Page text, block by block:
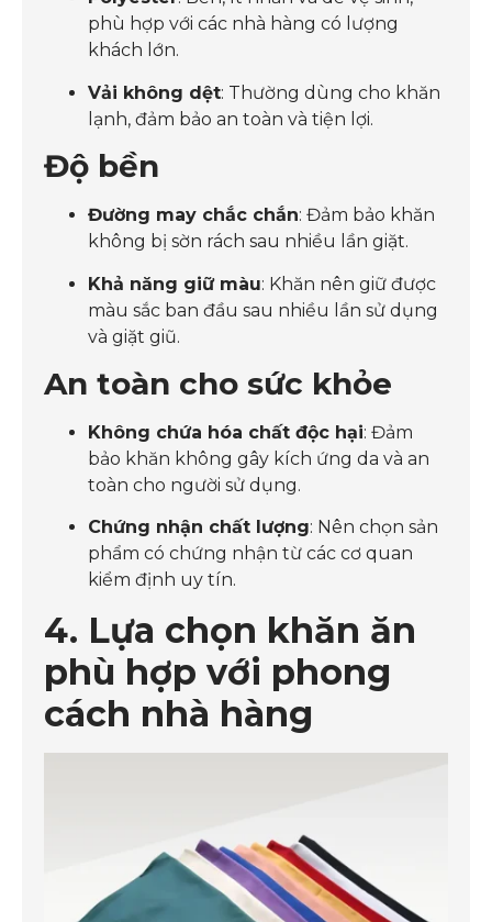
phù hợp với các nhà hàng có lượng
khách lớn.
Vải không dệt: Thường dùng cho khăn
lạnh, đảm bảo an toàn và tiện lợi.
Độ bền
Đường may chắc chắn: Đảm bảo khăn
không bị sờn rách sau nhiều lần giặt.
Khả năng giữ màu: Khăn nên giữ được
màu sắc ban đầu sau nhiều lần sử dụng
và giặt giũ.
An toàn cho sức khỏe
Không chứa hóa chất độc hại: Đảm
bảo khăn không gây kích ứng da và an
toàn cho người sử dụng.
Chứng nhận chất lượng: Nên chọn sản
phẩm có chứng nhận từ các cơ quan
kiểm định uy tín.
4. Lựa chọn khăn ăn
phù hợp với phong
cách nhà hàng